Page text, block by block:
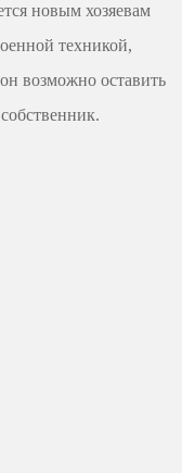
новым хозяевам
техникой,
возможно оставить